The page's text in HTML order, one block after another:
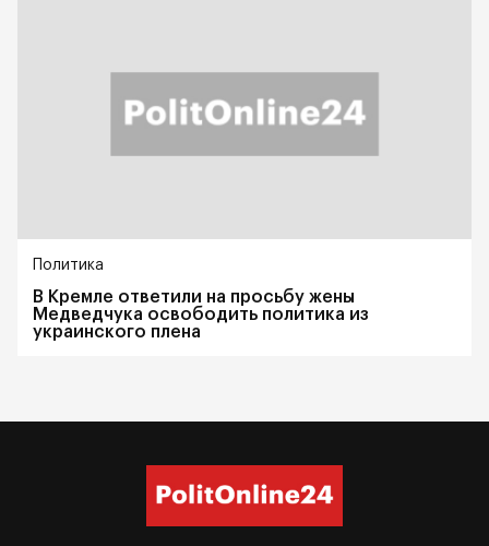
Политика
В Кремле ответили на просьбу жены
Медведчука освободить политика из
украинского плена